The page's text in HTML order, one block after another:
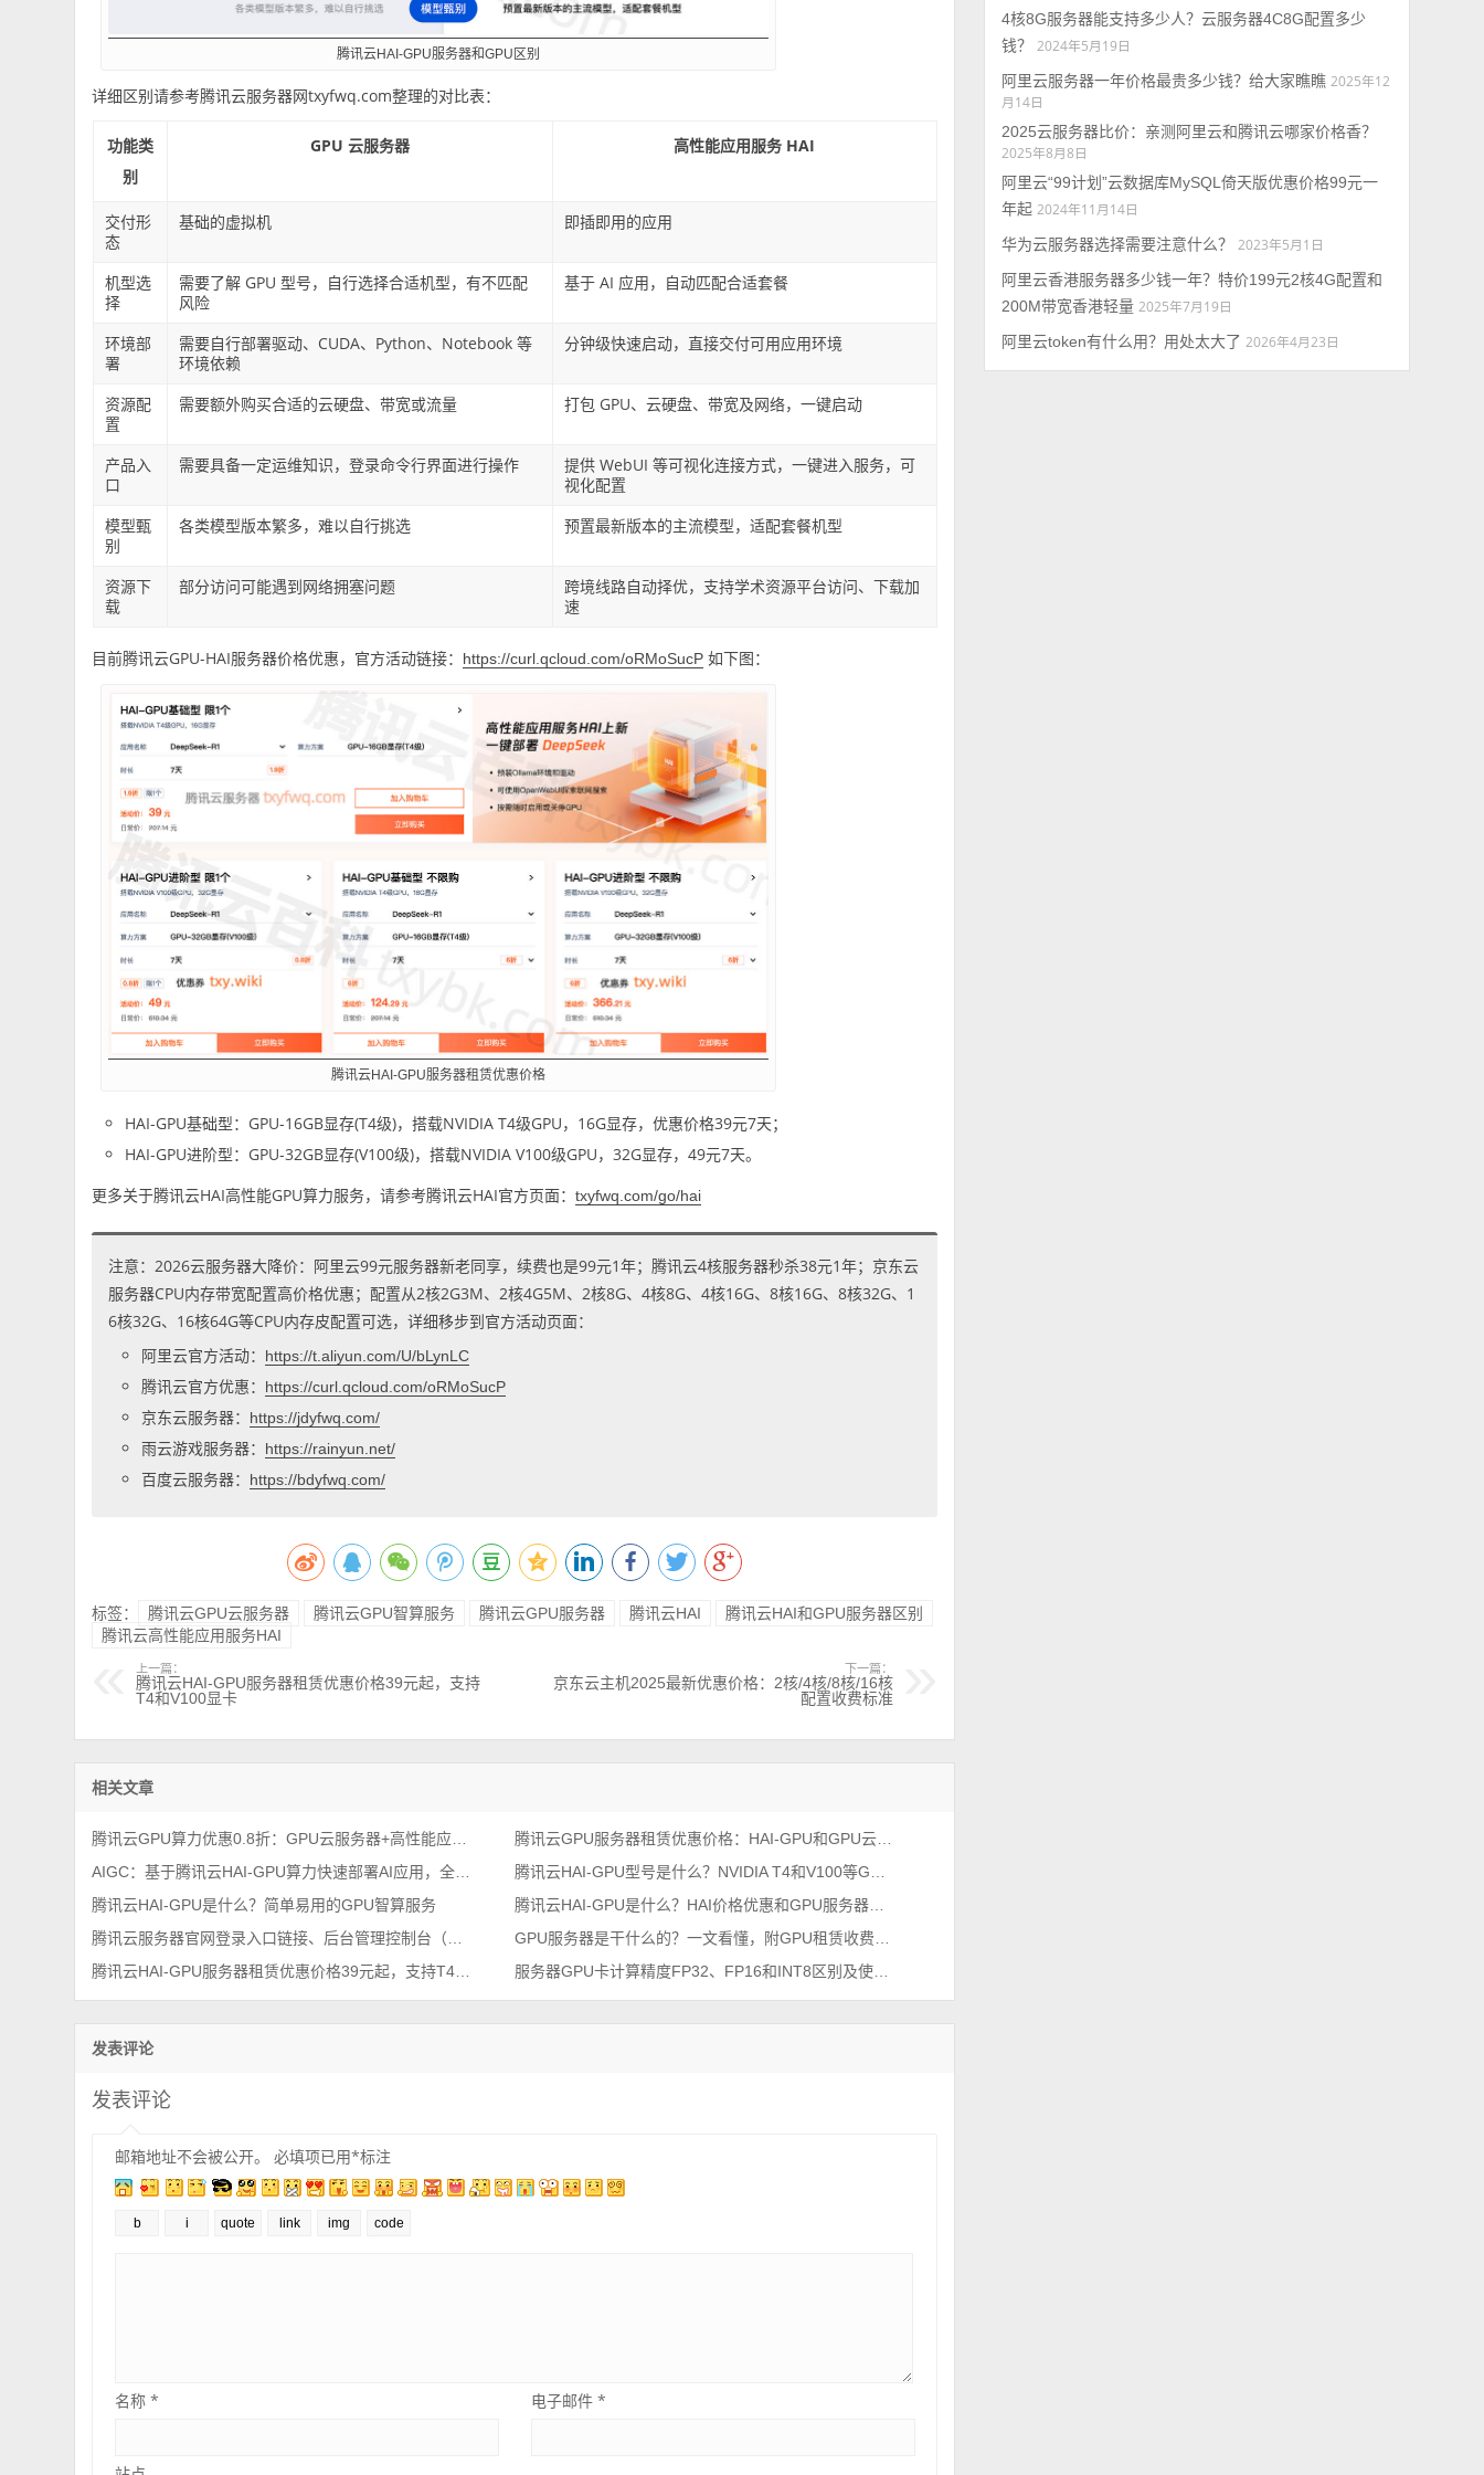
腾讯云HAI-GPU服务器和GPU区别
详细区别请参考腾讯云服务器网txyfwq.com整理的对比表：
功能类
别
GPU 云服务器 高性能应用服务 HAI
交付形
态
基础的虚拟机 即插即用的应用
机型选
择
需要了解 GPU 型号，自行选择合适机型，有不匹配
风险
基于 AI 应用，自动匹配合适套餐
环境部
署
需要自行部署驱动、CUDA、Python、Notebook 等
环境依赖
分钟级快速启动，直接交付可用应用环境
资源配
置
需要额外购买合适的云硬盘、带宽或流量 打包 GPU、云硬盘、带宽及网络，一键启动
产品入
口
需要具备一定运维知识，登录命令行界面进行操作
提供 WebUI 等可视化连接方式，一键进入服务，可
视化配置
模型甄
别
各类模型版本繁多，难以自行挑选 预置最新版本的主流模型，适配套餐机型
资源下
载
部分访问可能遇到网络拥塞问题
跨境线路自动择优，支持学术资源平台访问、下载加
速
目前腾讯云GPU-HAI服务器价格优惠，官方活动链接： https://curl.qcloud.com/oRMoSucP 如下图：
腾讯云HAI-GPU服务器租赁优惠价格
HAI-GPU基础型：GPU-16GB显存(T4级)，搭载NVIDIA T4级GPU，16G显存，优惠价格39元7天；
HAI-GPU进阶型：GPU-32GB显存(V100级)，搭载NVIDIA V100级GPU，32G显存，49元7天。
更多关于腾讯云HAI高性能GPU算力服务，请参考腾讯云HAI官方页面：txyfwq.com/go/hai
注意：2026云服务器大降价：阿里云99元服务器新老同享，续费也是99元1年；腾讯云4核服务器秒杀38元1年；京东云
服务器CPU内存带宽配置高价格优惠；配置从2核2G3M、2核4G5M、2核8G、4核8G、4核16G、8核16G、8核32G、1
6核32G、16核64G等CPU内存皮配置可选，详细移步到官方活动页面：
阿里云官方活动：
https://t.aliyun.com/U/bLynLC
腾讯云官方优惠： https://curl.qcloud.com/oRMoSucP
京东云服务器： https://jdyfwq.com/
雨云游戏服务器： https://rainyun.net/
百度云服务器： https://bdyfwq.com/
标签： 腾讯云GPU云服务器 腾讯云GPU智算服务 腾讯云GPU服务器 腾讯云HAI
腾讯云HAI和GPU服务器区别
腾讯云高性能应用服务HAI
上一篇：
腾讯云HAI-GPU服务器租赁优惠价格39元起，支持
T4和V100显卡
下一篇：
京东云主机2025最新优惠价格：2核/4核/8核/16核
配置收费标准
相关文章
腾讯云GPU算力优惠0.8折：GPU云服务器+高性能应用服务HAI租赁价格
腾讯云GPU服务器租赁优惠价格：HAI-GPU和GPU云服务器费用对比
AIGC：基于腾讯云HAI-GPU算力快速部署AI应用，全自动
腾讯云HAI-GPU型号是什么？NVIDIA T4和V100等GPU卡
腾讯云HAI-GPU是什么？简单易用的GPU智算服务
腾讯云HAI-GPU是什么？HAI价格优惠和GPU服务器有啥区别？
腾讯云服务器官网登录入口链接、后台管理控制台（一键直达）
GPU服务器是干什么的？一文看懂，附GPU租赁收费价格表
腾讯云HAI-GPU服务器租赁优惠价格39元起，支持T4和V100显卡
服务器GPU卡计算精度FP32、FP16和INT8区别及使用场景说明
发表评论
发表评论
邮箱地址不会被公开。 必填项已用*标注
名称* 电子邮件 *
4核8G服务器能支持多少人？云服务器4C8G配置多少
钱？
2024年5月19日
阿里云服务器一年价格最贵多少钱？给大家瞧瞧 2025年12
月14日
2025云服务器比价：亲测阿里云和腾讯云哪家价格香？
2025年8月8日
阿里云“99计划”云数据库MySQL倚天版优惠价格99元一
年起 2024年11月14日
华为云服务器选择需要注意什么？
2023年5月1日
阿里云香港服务器多少钱一年？特价199元2核4G配置和
200M带宽香港轻量 2025年7月19日
阿里云token有什么用？用处太大了 2026年4月23日